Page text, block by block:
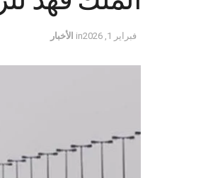
فبراير 1, 2026 in الأخبار